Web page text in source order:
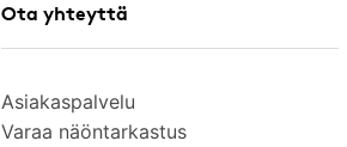
Ota yhteyttä
Asiakaspalvelu
Varaa näöntarkastus